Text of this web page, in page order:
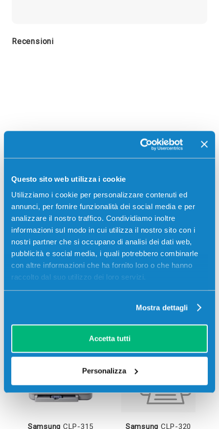
Questo sito web utilizza i cookie
Utilizziamo i cookie per personalizzare contenuti ed
annunci, per fornire funzionalità dei social media e per
analizzare il nostro traffico. Condividiamo inoltre
informazioni sul modo in cui utilizza il nostro sito con i
nostri partner che si occupano di analisi dei dati web,
pubblicità e social media, i quali potrebbero combinarle
con altre informazioni che ha fornito loro o che hanno
raccolto dal suo utilizzo dei loro servizi.
Mostra dettagli
Accetta tutti
Personalizza
Recensioni
Stampanti compatibili
Samsung CLP-315 Samsung CLP-320